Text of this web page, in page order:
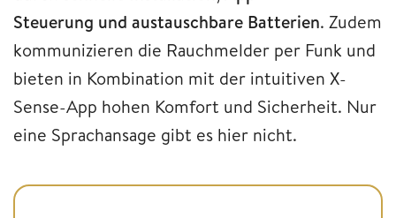
Steuerung und austauschbare Batterien. Zudem
kommunizieren die Rauchmelder per Funk und
bieten in Kombination mit der intuitiven X-
Sense-App hohen Komfort und Sicherheit. Nur
eine Sprachansage gibt es hier nicht.